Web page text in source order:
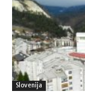
Slovenija